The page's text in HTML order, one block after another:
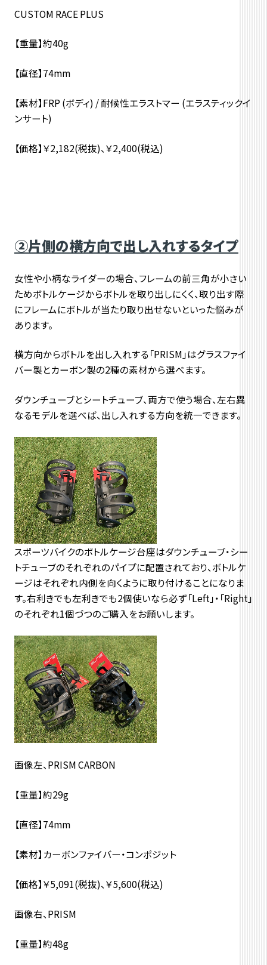
CUSTOM RACE PLUS
【重量】約40g
【直径】74mm
【素材】FRP (ボディ) / 耐候性エラストマー (エラスティックイ
ンサート)
【価格】￥2,182(税抜)、￥2,400(税込)
②片側の横方向で出し入れするタイプ
女性や小柄なライダーの場合、フレームの前三角が小さい
ためボトルケージからボトルを取り出しにくく、取り出す際
にフレームにボトルが当たり取り出せないといった悩みが
あります。
横方向からボトルを出し入れする「PRISM」はグラスファイ
バー製とカーボン製の2種の素材から選べます。
ダウンチューブとシートチューブ、両方で使う場合、左右異
なるモデルを選べば、出し入れする方向を統一できます。
スポーツバイクのボトルケージ台座はダウンチューブ・シー
トチューブのそれぞれのパイプに配置されており、ボトルケ
ージはそれぞれ内側を向くように取り付けることになりま
す。右利きでも左利きでも2個使いなら必ず「Left」・「Right」
のそれぞれ1個づつのご購入をお願いします。
画像左、PRISM CARBON
【重量】約29g
【直径】74mm
【素材】カーボンファイバー・コンポジット
【価格】￥5,091(税抜)、￥5,600(税込)
画像右、PRISM
【重量】約48g